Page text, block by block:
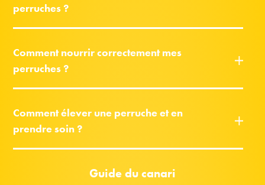
perruches ?
Comment nourrir correctement mes
perruches ?
Comment élever une perruche et en
prendre soin ?
Guide du canari